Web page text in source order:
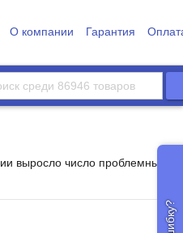
О компании Гарантия
выросло число проблемных